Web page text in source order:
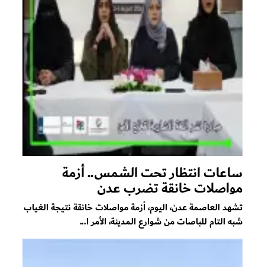
ساعات انتظار تحت الشمس.. أزمة
مواصلات خانقة تضرب عدن
تشهد العاصمة عدن، اليوم، أزمة مواصلات خانقة نتيجة الغياب
شبه التام للباصات من شوارع المدينة، الأمر ا...